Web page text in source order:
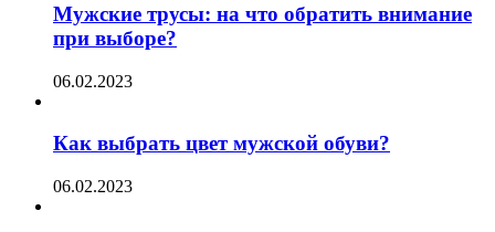
Мужские трусы: на что обратить внимание
при выборе?
06.02.2023
Как выбрать цвет мужской обуви?
06.02.2023